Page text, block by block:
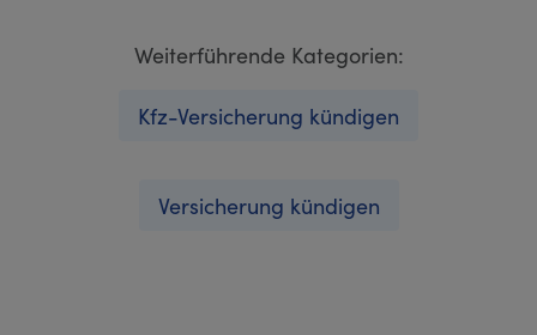
Weiterführende Kategorien:
Kfz-Versicherung kündigen
Versicherung kündigen